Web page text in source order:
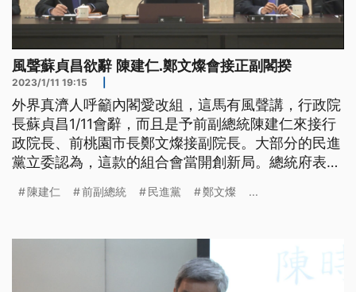
風聲蘇貞昌欲辭 陳建仁.鄭文燦會接正副閣揆
2023/1/11 19:15
外界真濟人呼籲內閣愛改組，這馬有風聲講，行政院
長蘇貞昌1/11會辭，而且是予前副總統陳建仁來接行
政院長、前桃園市長鄭文燦接副院長。大部分的民進
黨立委認為，這款的組合會當開創新局。總統府表
題、前言是臺語文。）
陳建仁 前副總統 民進黨 鄭文燦 ...